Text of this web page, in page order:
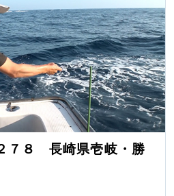
７８ 長崎県壱岐・勝